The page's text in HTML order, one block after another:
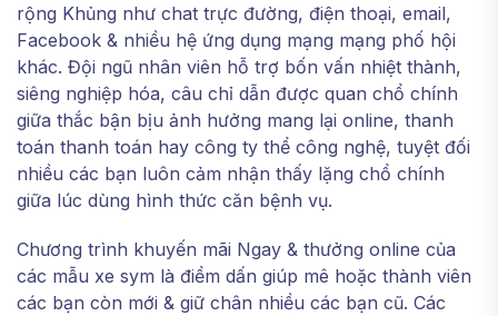
rộng Khủng như chat trực đường, điện thoại, email,
Facebook & nhiều hệ ứng dụng mạng mạng phố hội
khác. Đội ngũ nhân viên hỗ trợ bốn vấn nhiệt thành,
siêng nghiệp hóa, câu chỉ dẫn được quan chổ chính
giữa thắc bận bịu ảnh hưởng mang lại online, thanh
toán thanh toán hay công ty thể công nghệ, tuyệt đối
nhiều các bạn luôn cảm nhận thấy lặng chổ chính
giữa lúc dùng hình thức căn bệnh vụ.
Chương trình khuyến mãi Ngay & thưởng online của
các mẫu xe sym là điểm dấn giúp mê hoặc thành viên
các bạn còn mới & giữ chân nhiều các bạn cũ. Các